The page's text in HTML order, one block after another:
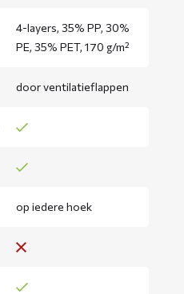
4-layers, 35% PP, 30%
PE, 35% PET, 170 g/m²
door ventilatieflappen
op iedere hoek